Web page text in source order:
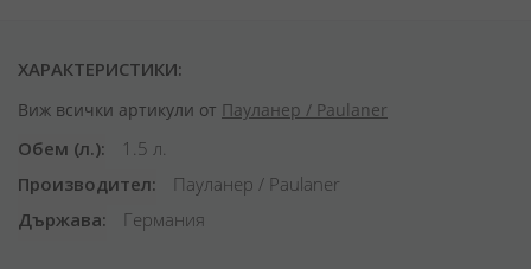
ХАРАКТЕРИСТИКИ:
Виж всички артикули от Пауланер / Paulaner
Обем (л.)
1.5 л.
Производител
Пауланер / Paulaner
Държава
Германия